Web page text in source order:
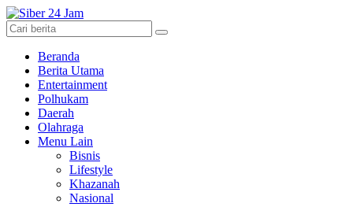
Beranda
Berita Utama
Entertainment
Polhukam
Daerah
Olahraga
Menu Lain
Bisnis
Lifestyle
Khazanah
Nasional